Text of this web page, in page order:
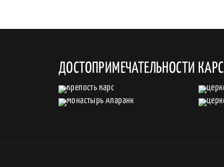
ДОСТОПРИМЕЧАТЕЛЬНОСТИ